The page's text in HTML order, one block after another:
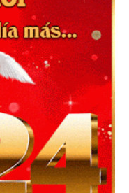
y Transparentes en